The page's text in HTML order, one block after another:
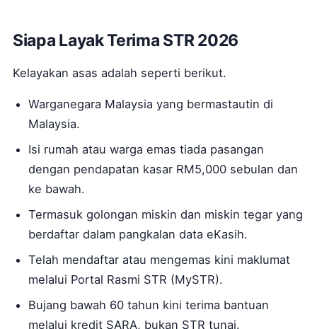
Siapa Layak Terima STR 2026
Kelayakan asas adalah seperti berikut.
Warganegara Malaysia yang bermastautin di
Malaysia.
Isi rumah atau warga emas tiada pasangan
dengan pendapatan kasar RM5,000 sebulan dan
ke bawah.
Termasuk golongan miskin dan miskin tegar yang
berdaftar dalam pangkalan data eKasih.
Telah mendaftar atau mengemas kini maklumat
melalui Portal Rasmi STR (MySTR).
Bujang bawah 60 tahun kini terima bantuan
melalui kredit SARA, bukan STR tunai.